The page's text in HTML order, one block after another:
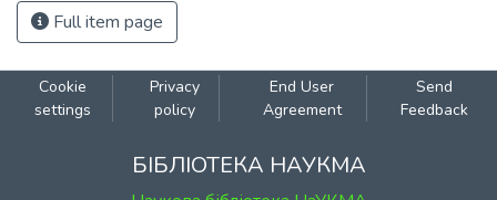
Full item page
Cookie
settings
Privacy
policy
End User
Agreement
Send
Feedback
БІБЛІОТЕКА НАУКМА